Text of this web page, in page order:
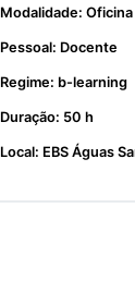
Modalidade: Oficina
Pessoal: Docente
Regime: b-learning
Duração: 50 h
Local: EBS Águas